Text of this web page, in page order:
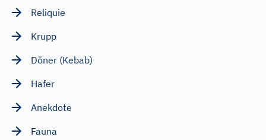
Reliquie
Krupp
Döner (Kebab)
Hafer
Anekdote
Fauna